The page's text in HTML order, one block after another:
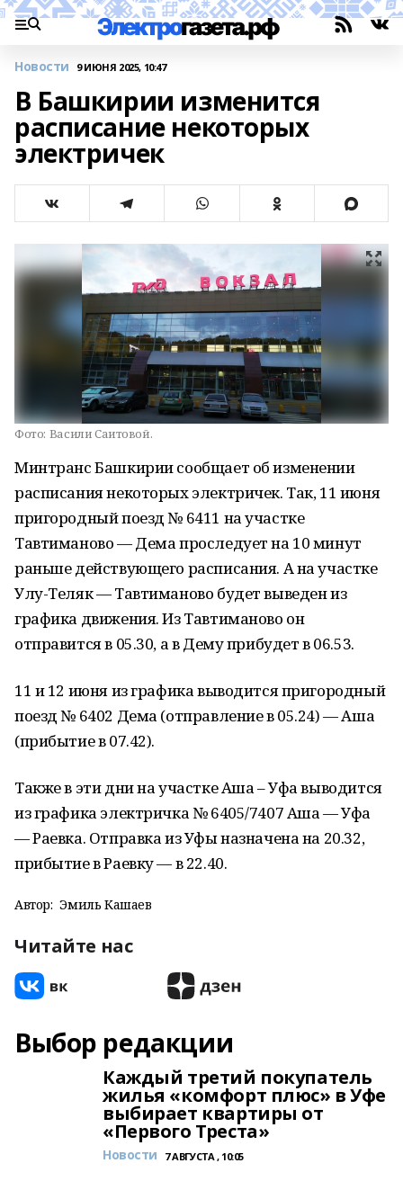
Новости 9 ИЮНЯ 2025, 10:47
В Башкирии изменится
расписание некоторых
электричек
Фото: Васили Саитовой.
Минтранс Башкирии сообщает об изменении
расписания некоторых электричек. Так, 11 июня
пригородный поезд № 6411 на участке
Тавтиманово — Дема проследует на 10 минут
раньше действующего расписания. А на участке
Улу-Теляк — Тавтиманово будет выведен из
графика движения. Из Тавтиманово он
отправится в 05.30, а в Дему прибудет в 06.53.
11 и 12 июня из графика выводится пригородный
поезд № 6402 Дема (отправление в 05.24) — Аша
(прибытие в 07.42).
Также в эти дни на участке Аша – Уфа выводится
из графика электричка № 6405/7407 Аша — Уфа
— Раевка. Отправка из Уфы назначена на 20.32,
прибытие в Раевку — в 22.40.
Автор: Эмиль Кашаев
Читайте нас
Выбор редакции
Каждый третий покупатель
жилья «комфорт плюс» в Уфе
выбирает квартиры от
«Первого Треста»
Новости 7 АВГУСТА , 10:05